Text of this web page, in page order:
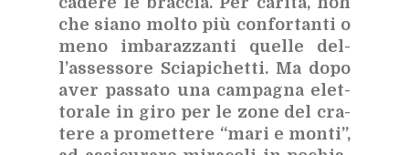
che sia­no mol­to più con­for­tan­ti o
meno im­ba­raz­zan­ti quel­le del­
l’as­ses­so­re Scia­pi­chet­ti. Ma dopo
aver pas­sa­to una cam­pa­gna elet­
to­ra­le in giro per le zone del cra­
te­re a pro­met­te­re “mari e mon­ti”,